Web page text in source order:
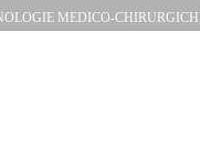
MEDICO-